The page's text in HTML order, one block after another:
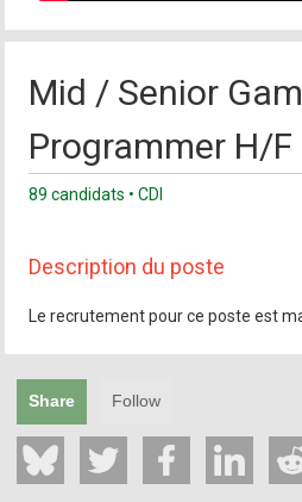
Mid / Senior
Programmer H/
89 candidats • CDI
Description du poste
Le recrutement pour ce poste est
Share Follow